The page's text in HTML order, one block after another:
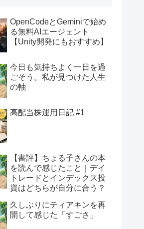
OpenCodeとGeminiで始め
る無料AIエージェント
【Unity開発にもおすすめ】
今日も気持ちよく一日を過
ごそう。私が見つけた人生
の軸
高配当株運用日記 #1
【書評】ちょる子さんの本
を読んで感じたこと｜デイ
トレードとインデックス投
資はどちらが自分に合う？
久しぶりにティアキンを再
開して感じた「すごさ」